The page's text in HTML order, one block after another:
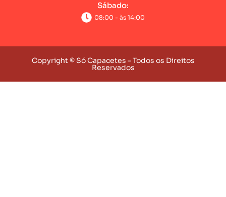
Sábado:
08:00 - às 14:00
Copyright © Só Capacetes – Todos os Direitos
Reservados